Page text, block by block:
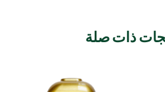
ذات صلة